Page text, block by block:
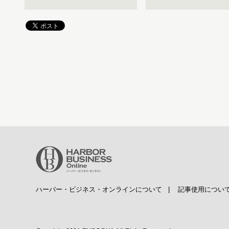
ハーバー・ビジネス・オンラインについて 記事使用につい